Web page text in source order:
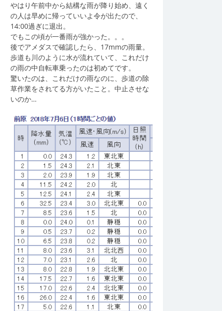
やはり午前中から結構な雨が降り始め、遠く
の人は早めに帰っていいよ令が出たので、
14:00過ぎに退出。
でもこの頃が一番雨が強かった。。。
後でアメダスで確認したら、17mmの雨量。
歩道も川のように水が流れていて、これだけ
の雨の中自転車乗ったのは初めてです。
驚いたのは、これだけの雨なのに、歩道の除
草作業をされてる方がいたこと。中止させな
いのか…